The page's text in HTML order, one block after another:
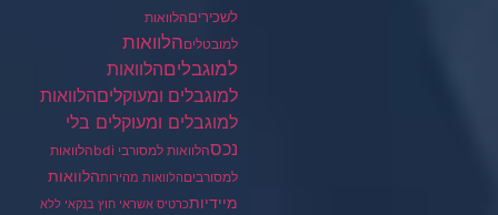
לשכיריםהלוואות
למובטליםהלוואות
למוגבליםהלוואות
למוגבלים ומעוקליםהלוואות
למוגבלים ומעוקלים בלי
נכסהלוואות למסורבי bdi
הלוואות
למסורביםהלוואות מהירותהלוואות
מיידיותכרטיס אשראי חוץ בנקאי ללא